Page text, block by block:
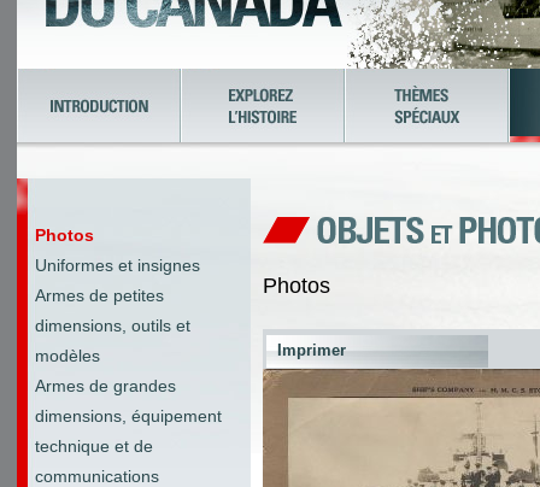
Photos
Uniformes et insignes
Armes de petites
dimensions, outils et
modèles
Armes de grandes
dimensions, équipement
technique et de
communications
Photos
Imprimer